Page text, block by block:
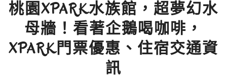
桃園XPARK水族館，超夢幻水
母牆！看著企鵝喝咖啡，
XPARK門票優惠、住宿交通資
訊